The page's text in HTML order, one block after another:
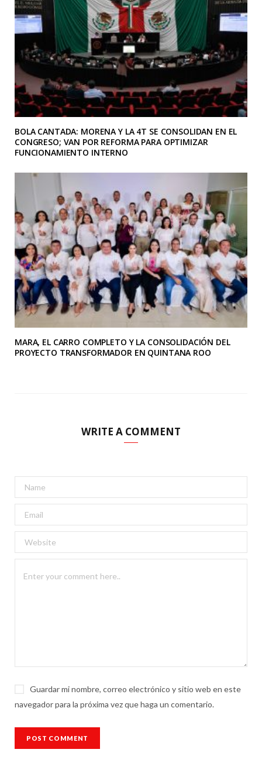
BOLA CANTADA: MORENA Y LA 4T SE CONSOLIDAN EN EL
CONGRESO; VAN POR REFORMA PARA OPTIMIZAR
FUNCIONAMIENTO INTERNO
MARA, EL CARRO COMPLETO Y LA CONSOLIDACIÓN DEL
PROYECTO TRANSFORMADOR EN QUINTANA ROO
WRITE A COMMENT
Guardar mi nombre, correo electrónico y sitio web en este
navegador para la próxima vez que haga un comentario.